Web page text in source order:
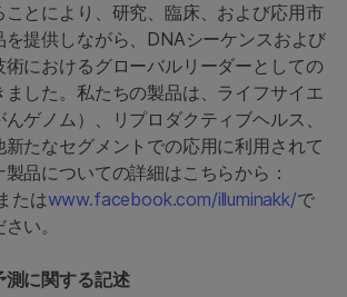
ことにより、研究、臨床、および応用市
提供しながら、DNAシーケンスおよび
術におけるグローバルリーダーとしての
した。私たちの製品は、ライフサイエ
ゲノム）、リプロダクティブヘルス、
たなセグメントでの応用に利用されて
品についての詳細はこちらから：
たはwww.facebook.com/illuminakk/で
い。
測に関する記述